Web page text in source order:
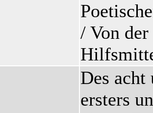
/ Von
Des acht
ersters